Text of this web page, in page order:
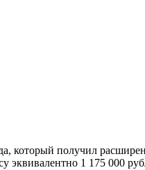
который получил
эквивалентно 1 175 000